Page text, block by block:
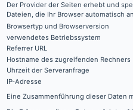
Der Provider der Seiten erhebt und
Dateien, die Ihr Browser automatisch
Browsertyp und Browserversion
verwendetes Betriebssystem
Referrer URL
Hostname des zugreifenden Rechners
Uhrzeit der Serveranfrage
IP-Adresse
Eine Zusammenführung dieser Daten